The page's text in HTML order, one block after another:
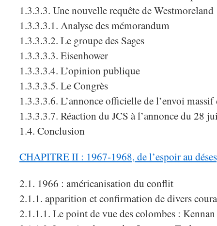
1.3.3.3. Une nouvelle requête de Westmoreland
1.3.3.3.1. Analyse des mémorandum
1.3.3.3.2. Le groupe des Sages
1.3.3.3.3. Eisenhower
1.3.3.3.4. L’opinion publique
1.3.3.3.5. Le Congrès
1.3.3.3.6. L’annonce officielle de l’envoi massif
1.3.3.3.7. Réaction du JCS à l’annonce du 28
1.4. Conclusion
CHAPITRE II : 1967-1968, de l’espoir au
2.1. 1966 : américanisation du conflit
2.1.1. apparition et confirmation de divers
2.1.1.1. Le point de vue des colombes : Kennan